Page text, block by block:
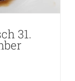
31.